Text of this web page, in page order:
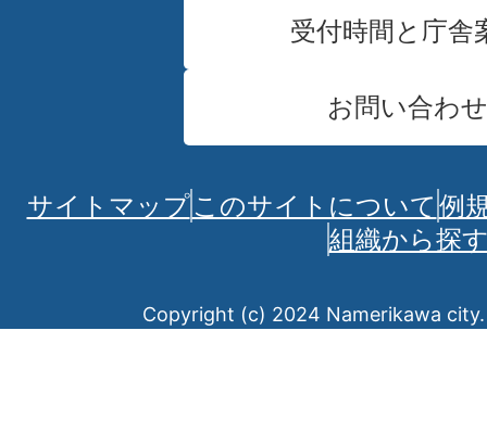
受付時間と庁舎
お問い合わせ
サイトマップこのサイトについて 例
組織から探
Copyright (c) 2024 Namerikawa